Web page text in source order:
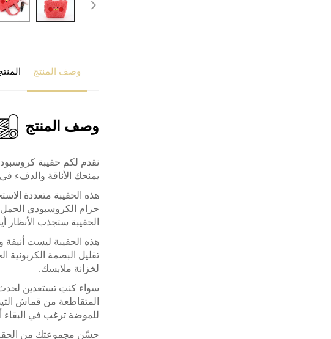
وصف المنتج
وصف المنتج
يمنحك الأناقة والدفء
هذه الحقيبة متعددة
حزام الكروسبودي الحمل
الحقيبة ستجذب الأنظار
تقليل البصمة الكربونية
لخزانة ملابسك.
المتقاطعة من قماش
للموضة ترغب في البقاء